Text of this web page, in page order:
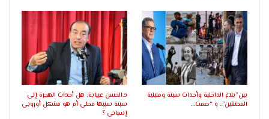
بين”بلاغ الداخلية وأحداث سبتة ومليلية
المحتلتين”.. و “صمت…
د.الحسن عبيابة: هل أحداث الهجرة إلى
سبتة سببها محلي أم هو مشكل أوروبي
إسباني ؟